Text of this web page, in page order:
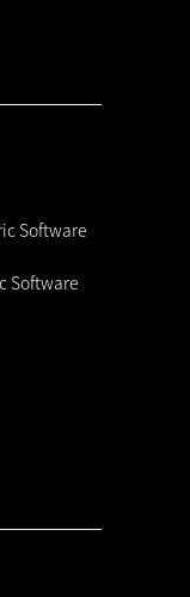
Software
Software